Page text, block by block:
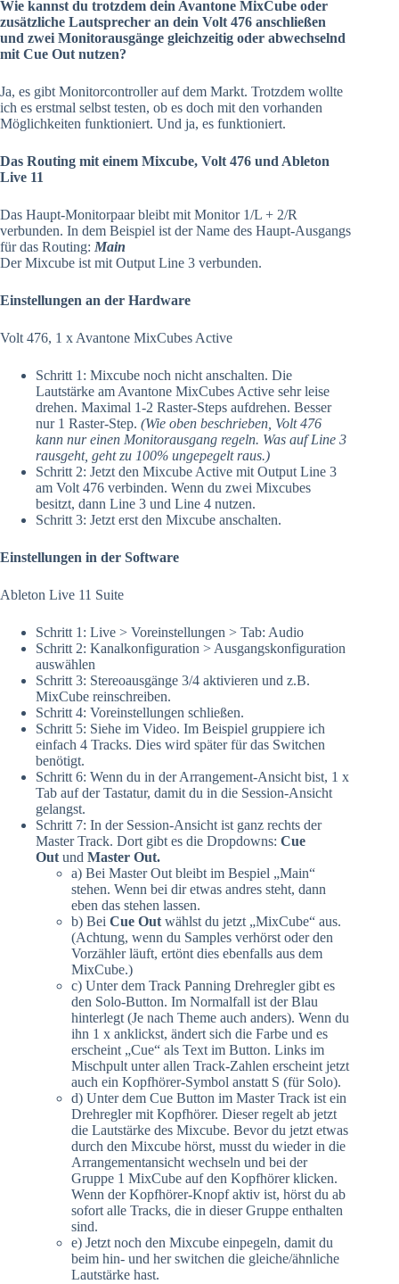
Wie kannst du trotzdem dein Avantone MixCube oder
zusätzliche Lautsprecher an dein Volt 476 anschließen
und zwei Monitorausgänge gleichzeitig oder abwechselnd
mit Cue Out nutzen?
Ja, es gibt Monitorcontroller auf dem Markt. Trotzdem wollte
ich es erstmal selbst testen, ob es doch mit den vorhanden
Möglichkeiten funktioniert. Und ja, es funktioniert.
Das Routing mit einem Mixcube, Volt 476 und Ableton
Live 11
Das Haupt-Monitorpaar bleibt mit Monitor 1/L + 2/R
verbunden. In dem Beispiel ist der Name des Haupt-Ausgangs
für das Routing: Main
Der Mixcube ist mit Output Line 3 verbunden.
Einstellungen an der Hardware
Volt 476, 1 x Avantone MixCubes Active
Schritt 1: Mixcube noch nicht anschalten. Die
Lautstärke am Avantone MixCubes Active sehr leise
drehen. Maximal 1-2 Raster-Steps aufdrehen. Besser
nur 1 Raster-Step. (Wie oben beschrieben, Volt 476
kann nur einen Monitorausgang regeln. Was auf Line 3
rausgeht, geht zu 100% ungepegelt raus.)
Schritt 2: Jetzt den Mixcube Active mit Output Line 3
am Volt 476 verbinden. Wenn du zwei Mixcubes
besitzt, dann Line 3 und Line 4 nutzen.
Schritt 3: Jetzt erst den Mixcube anschalten.
Einstellungen in der Software
Ableton Live 11 Suite
Schritt 1: Live > Voreinstellungen > Tab: Audio
Schritt 2: Kanalkonfiguration > Ausgangskonfiguration
auswählen
Schritt 3: Stereoausgänge 3/4 aktivieren und z.B.
MixCube reinschreiben.
Schritt 4: Voreinstellungen schließen.
Schritt 5: Siehe im Video. Im Beispiel gruppiere ich
einfach 4 Tracks. Dies wird später für das Switchen
benötigt.
Schritt 6: Wenn du in der Arrangement-Ansicht bist, 1 x
Tab auf der Tastatur, damit du in die Session-Ansicht
gelangst.
Schritt 7: In der Session-Ansicht ist ganz rechts der
Master Track. Dort gibt es die Dropdowns: Cue
Out und Master Out.
a) Bei Master Out bleibt im Bespiel „Main“
stehen. Wenn bei dir etwas andres steht, dann
eben das stehen lassen.
b) Bei Cue Out wählst du jetzt „MixCube“ aus.
(Achtung, wenn du Samples verhörst oder den
Vorzähler läuft, ertönt dies ebenfalls aus dem
MixCube.)
c) Unter dem Track Panning Drehregler gibt es
den Solo-Button. Im Normalfall ist der Blau
hinterlegt (Je nach Theme auch anders). Wenn du
ihn 1 x anklickst, ändert sich die Farbe und es
erscheint „Cue“ als Text im Button. Links im
Mischpult unter allen Track-Zahlen erscheint jetzt
auch ein Kopfhörer-Symbol anstatt S (für Solo).
d) Unter dem Cue Button im Master Track ist ein
Drehregler mit Kopfhörer. Dieser regelt ab jetzt
die Lautstärke des Mixcube. Bevor du jetzt etwas
durch den Mixcube hörst, musst du wieder in die
Arrangementansicht wechseln und bei der
Gruppe 1 MixCube auf den Kopfhörer klicken.
Wenn der Kopfhörer-Knopf aktiv ist, hörst du ab
sofort alle Tracks, die in dieser Gruppe enthalten
sind.
e) Jetzt noch den Mixcube einpegeln, damit du
beim hin- und her switchen die gleiche/ähnliche
Lautstärke hast.